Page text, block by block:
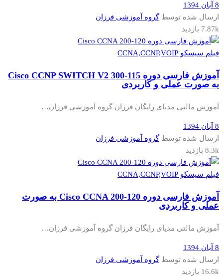
8 آبان 1394
ارسال شده توسطگروه آموزشی فرزان
7.87k بازدید
فیلم سیسکو CCNA,CCNP,VOIP
آموزش فارسی دوره Cisco CCNP SWITCH V2 300-115
به صورت عملی و کاربردی
آموزش مالتی مدیای رایگان فرزان گروه آموزشی فرزان…
8 آبان 1394
ارسال شده توسطگروه آموزشی فرزان
8.3k بازدید
فیلم سیسکو CCNA,CCNP,VOIP
آموزش فارسی دوره Cisco CCNA 200-120 به صورت
عملی و کاربردی
آموزش مالتی مدیای رایگان فرزان گروه آموزشی فرزان…
8 آبان 1394
ارسال شده توسطگروه آموزشی فرزان
16.6k بازدید